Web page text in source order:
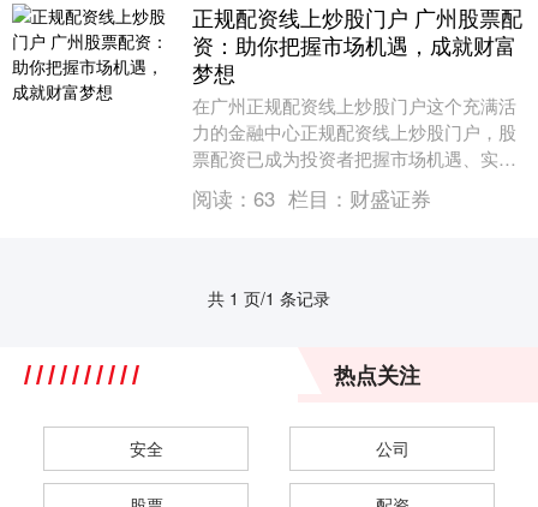
正规配资线上炒股门户 广州股票配
资：助你把握市场机遇，成就财富
梦想
在广州正规配资线上炒股门户这个充满活
力的金融中心正规配资线上炒股门户，股
票配资已成为投资者把握市场机遇、实现
财富梦想的利器。 选择一家信誉良好、监
管合规的配资公....
阅读： 63 栏目： 财盛证券
共 1 页/1 条记录
热点关注
安全 公司